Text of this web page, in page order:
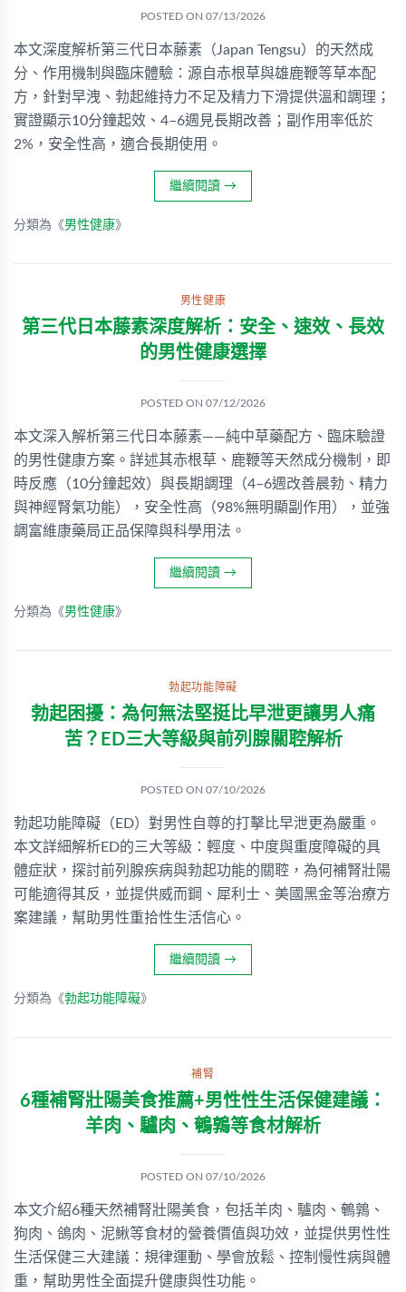
POSTED ON 07/13/2026
本文深度解析第三代日本藤素（Japan Tengsu）的天然成
分、作用機制與臨床體驗：源自赤根草與雄鹿鞭等草本配
方，針對早洩、勃起維持力不足及精力下滑提供溫和調理；
實證顯示10分鐘起效、4–6週見長期改善；副作用率低於
2%，安全性高，適合長期使用。
繼續閱讀 →
分類為《男性健康》
男性健康
第三代日本藤素深度解析：安全、速效、長效
的男性健康選擇
POSTED ON 07/12/2026
本文深入解析第三代日本藤素——純中草藥配方、臨床驗證
的男性健康方案。詳述其赤根草、鹿鞭等天然成分機制，即
時反應（10分鐘起效）與長期調理（4–6週改善晨勃、精力
與神經腎氣功能），安全性高（98%無明顯副作用），並強
調富維康藥局正品保障與科學用法。
繼續閱讀 →
分類為《男性健康》
勃起功能障礙
勃起困擾：為何無法堅挺比早泄更讓男人痛
苦？ED三大等級與前列腺關聜解析
POSTED ON 07/10/2026
勃起功能障礙（ED）對男性自尊的打擊比早泄更為嚴重。
本文詳細解析ED的三大等級：輕度、中度與重度障礙的具
體症狀，探討前列腺疾病與勃起功能的關聜，為何補腎壯陽
可能適得其反，並提供威而鋼、犀利士、美國黑金等治療方
案建議，幫助男性重拾性生活信心。
繼續閱讀 →
分類為《勃起功能障礙》
補腎
6種補腎壯陽美食推薦+男性性生活保健建議：
羊肉、驢肉、鵪鶉等食材解析
POSTED ON 07/10/2026
本文介紹6種天然補腎壯陽美食，包括羊肉、驢肉、鵪鶉、
狗肉、鴿肉、泥鰍等食材的營養價值與功效，並提供男性性
生活保健三大建議：規律運動、學會放鬆、控制慢性病與體
重，幫助男性全面提升健康與性功能。